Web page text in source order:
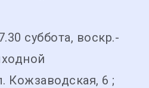
суббота, воскр.-
Кожзаводская, 6 ;